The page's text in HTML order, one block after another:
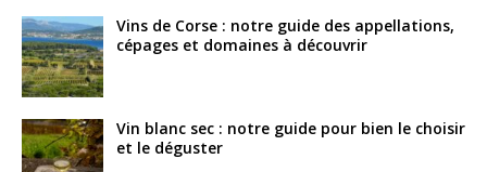
Vins de Corse : notre guide des appellations,
cépages et domaines à découvrir
Vin blanc sec : notre guide pour bien le choisir
et le déguster